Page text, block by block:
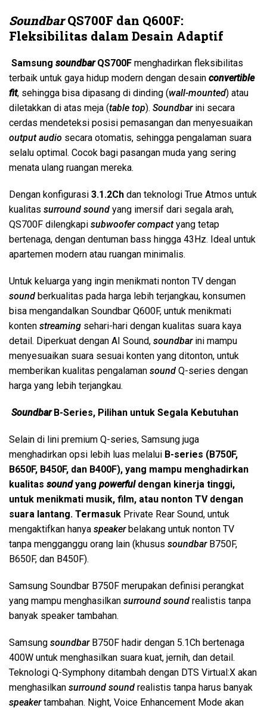
Soundbar QS700F dan Q600F:
Fleksibilitas dalam Desain Adaptif
Samsung soundbarQS700F menghadirkan fleksibilitas
terbaik untuk gaya hidup modern dengan desain convertible
fit, sehingga bisa dipasang di dinding (wall-mounted) atau
diletakkan di atas meja (table top). Soundbarini secara
cerdas mendeteksi posisi pemasangan dan menyesuaikan
output audio secara otomatis, sehingga pengalaman suara
selalu optimal. Cocok bagi pasangan muda yang sering
menata ulang ruangan mereka.
Dengan konfigurasi 3.1.2Ch dan teknologi True Atmos untuk
kualitas surround sound yang imersif dari segala arah,
QS700F dilengkapi subwoofer compactyang tetap
bertenaga, dengan dentuman bass hingga 43Hz. Ideal untuk
apartemen modern atau ruangan minimalis.
Untuk keluarga yang ingin menikmati nonton TV dengan
sound berkualitas pada harga lebih terjangkau, konsumen
bisa mengandalkan Soundbar Q600F, untuk menikmati
konten streaming sehari-hari dengan kualitas suara kaya
detail. Diperkuat dengan AI Sound, soundbarini mampu
menyesuaikan suara sesuai konten yang ditonton, untuk
memberikan kualitas pengalaman sound Q-series dengan
harga yang lebih terjangkau.
Soundbar B-Series, Pilihan untuk Segala Kebutuhan
Selain di lini premium Q-series, Samsung juga
menghadirkan opsi lebih luas melalui B-series (B750F,
B650F, B450F, dan B400F), yang mampu menghadirkan
kualitas soundyang powerfuldengan kinerja tinggi,
untuk menikmati musik, film, atau nonton TV dengan
suara lantang. Termasuk Private Rear Sound, untuk
mengaktifkan hanya speakerbelakang untuk nonton TV
tanpa mengganggu orang lain (khusus soundbarB750F,
B650F, dan B450F).
Samsung Soundbar B750F merupakan definisi perangkat
yang mampu menghasilkan surround sound realistis tanpa
banyak speaker tambahan.
Samsung soundbarB750F hadir dengan 5.1Ch bertenaga
400W untuk menghasilkan suara kuat, jernih, dan detail.
Teknologi Q-Symphony ditambah dengan DTS Virtual:X akan
menghasilkan surround sound realistis tanpa harus banyak
speakertambahan. Night, Voice Enhancement Mode akan